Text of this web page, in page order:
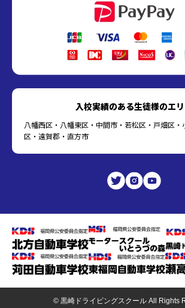
入校実績のある生徒様のエ
八幡西区・八幡東区・中間市・若松区・戸畑区
区・遠賀郡・直方市
© 黒崎ドライビングスクール All Rights